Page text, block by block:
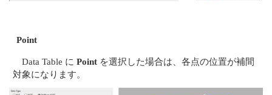
Point
Data Table にPoint を選択した場合は、各点の位置が補間
対象になります。